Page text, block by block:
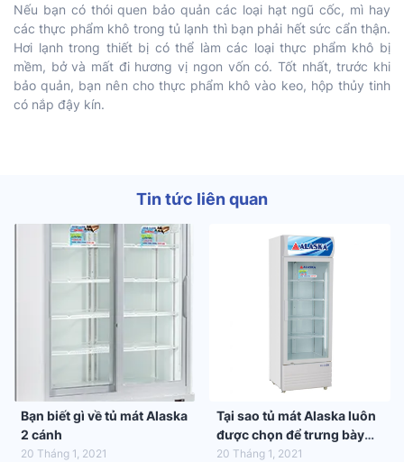
Nếu bạn có thói quen bảo quản các loại hạt ngũ cốc, mì hay
các thực phẩm khô trong tủ lạnh thì bạn phải hết sức cẩn thận.
Hơi lạnh trong thiết bị có thể làm các loại thực phẩm khô bị
mềm, bở và mất đi hương vị ngon vốn có. Tốt nhất, trước khi
bảo quản, bạn nên cho thực phẩm khô vào keo, hộp thủy tinh
có nắp đậy kín.
Tin tức liên quan
Bạn biết gì về tủ mát Alaska
2 cánh
20 Tháng 1, 2021
Tại sao tủ mát Alaska luôn
được chọn để trưng bày
hàng hóa trong siêu thị
20 Tháng 1, 2021